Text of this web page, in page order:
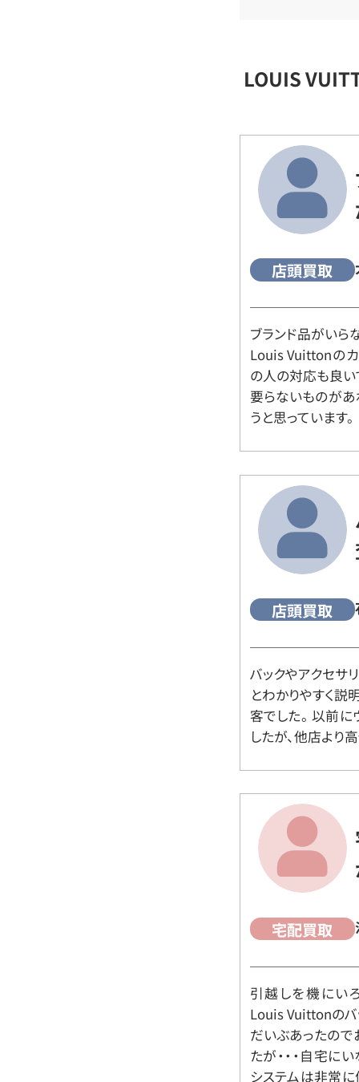
LOUIS
店頭買取
ブランド品がいら
Louis Vuittonの
の人の対応も良い
要らないものがあ
うと思っています。
店頭買取
バックやアクセサ
とわかりやすく説
客でした。 以前
したが、他店より
宅配買取
引越しを機にい
Louis Vuittonのバ
だいぶあったので
たが・・・自宅に
システムは非常に